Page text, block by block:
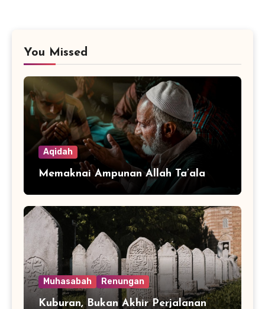
You Missed
Aqidah
Memaknai Ampunan Allah Ta’ala
Muhasabah Renungan
Kuburan, Bukan Akhir Perjalanan